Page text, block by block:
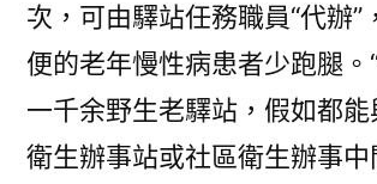
次，可由驛站任務職員“代辦”
便的老年慢性病患者少跑腿。
一千余野生老驛站，假如都能
衛生辦事站或社區衛生辦事中